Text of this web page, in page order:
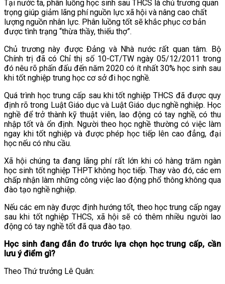
Tại nước ta, phân luồng học sinh sau THCS là chủ trương quan
trọng giúp giảm lãng phí nguồn lực xã hội và nâng cao chất
lượng nguồn nhân lực. Phân luồng tốt sẽ khắc phục cơ bản
được tình trạng “thừa thầy, thiếu thợ”.
Chủ trương này được Đảng và Nhà nước rất quan tâm. Bộ
Chính trị đã có Chỉ thị số 10-CT/TW ngày 05/12/2011 trong
đó nêu rõ phấn đấu đến năm 2020 có ít nhất 30% học sinh sau
khi tốt nghiệp trung học cơ sở đi học nghề.
Quá trình học trung cấp sau khi tốt nghiệp THCS đã được quy
định rõ trong Luật Giáo dục và Luật Giáo dục nghề nghiệp. Học
nghề để trở thành kỹ thuật viên, lao động có tay nghề, có thu
nhập tốt và ổn định. Người theo học nghề thường có việc làm
ngay khi tốt nghiệp và được phép học tiếp lên cao đẳng, đại
học nếu có nhu cầu.
Xã hội chúng ta đang lãng phí rất lớn khi có hàng trăm ngàn
học sinh tốt nghiệp THPT không học tiếp. Thay vào đó, các em
chấp nhận làm những công việc lao động phổ thông không qua
đào tạo nghề nghiệp.
Nếu các em này được định hướng tốt, theo học trung cấp ngay
sau khi tốt nghiệp THCS, xã hội sẽ có thêm nhiều người lao
động có tay nghề tốt đã qua đào tạo.
Học sinh đang đắn đo trước lựa chọn học trung cấp, cần
lưu ý điểm gì?
Theo Thứ trưởng Lê Quân: